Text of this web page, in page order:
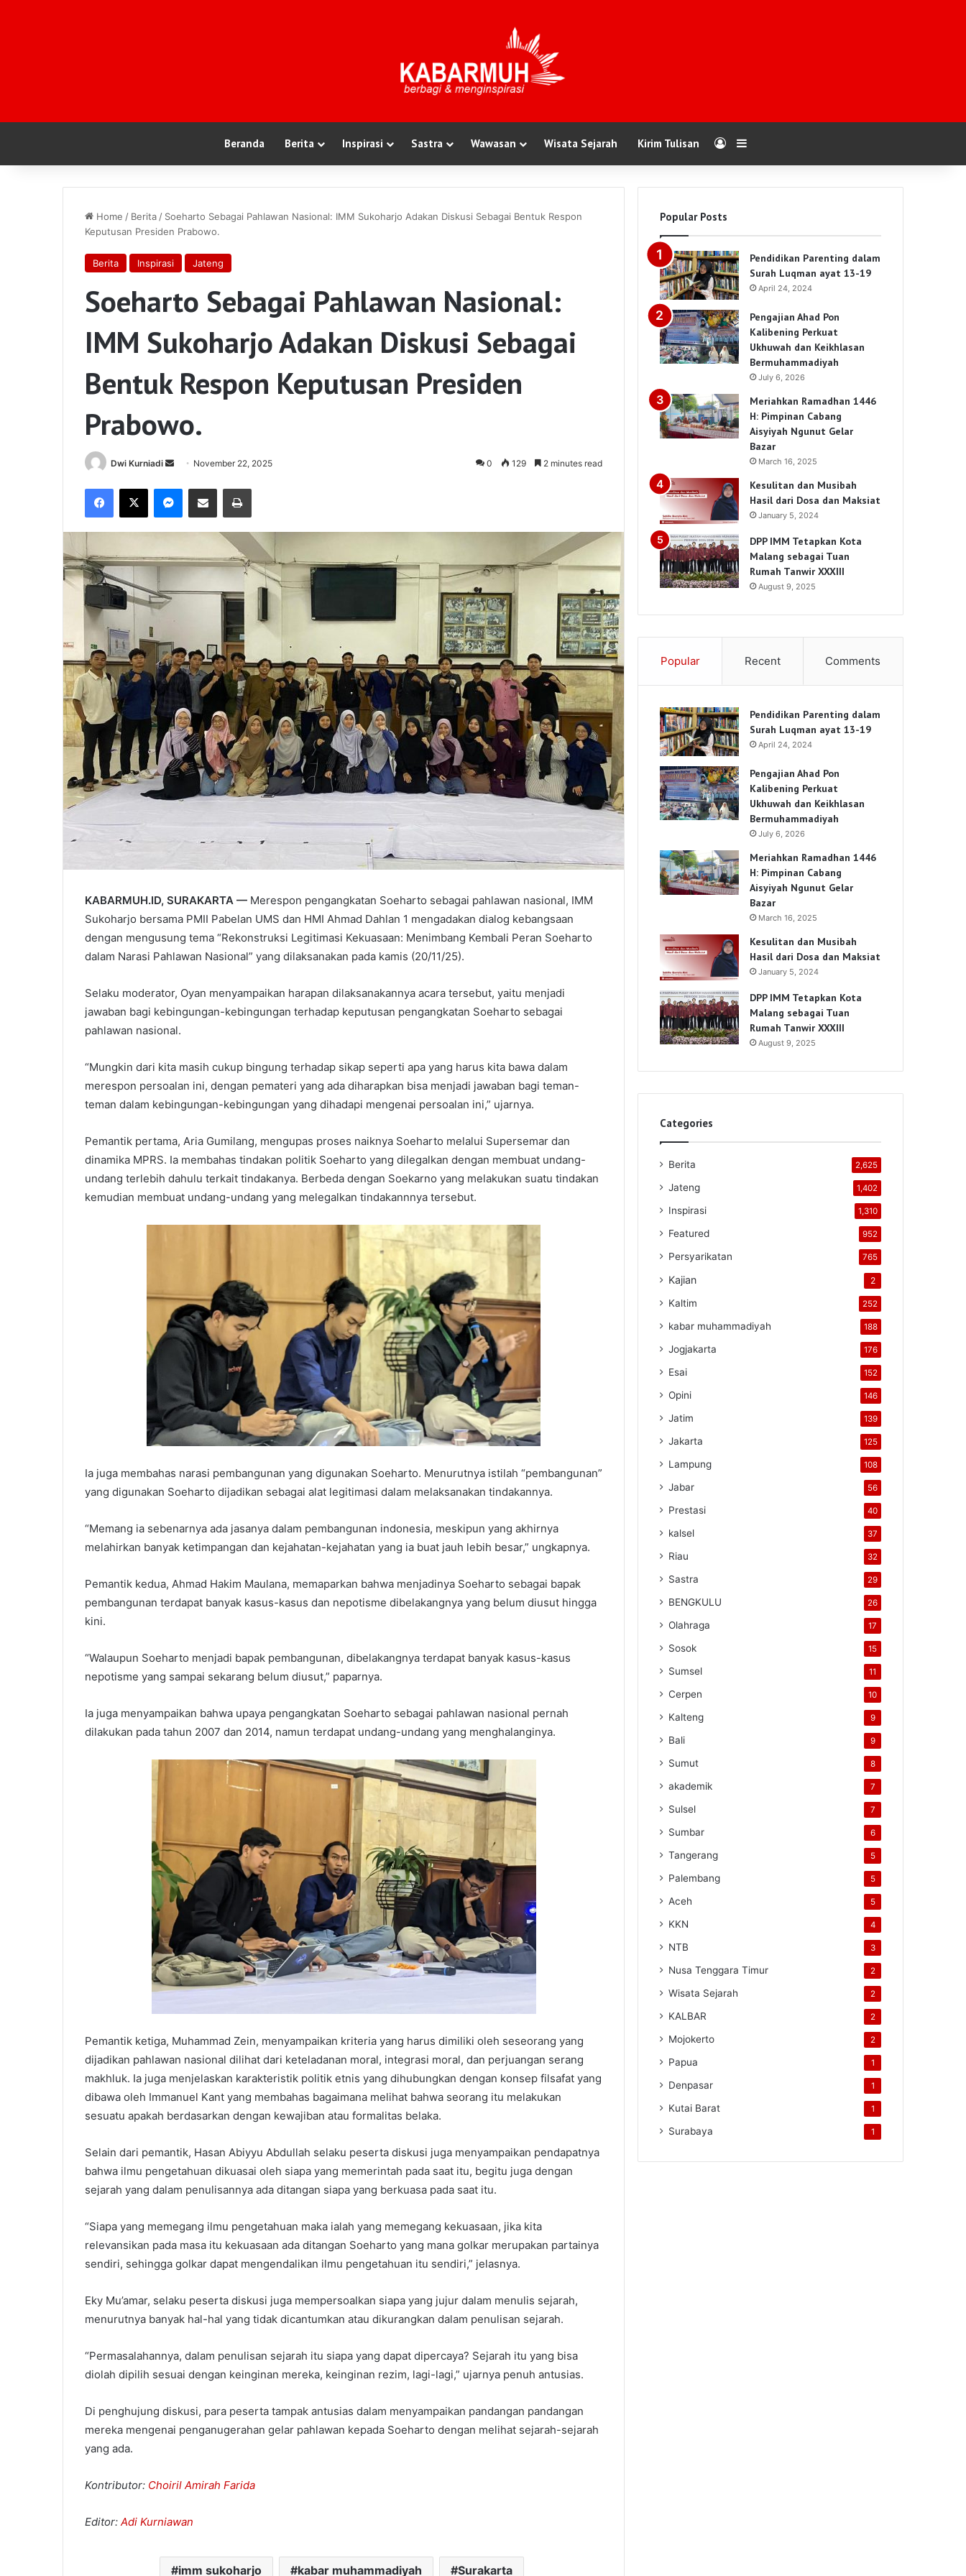
Beranda Berita Inspirasi Sastra Wawasan Wisata Sejarah Kirim Tulisan Log InSidebar
Home / Berita / Soeharto Sebagai Pahlawan Nasional: IMM Sukoharjo Adakan Diskusi Sebagai Bentuk Respon
Keputusan Presiden Prabowo.
Berita Inspirasi Jateng
Soeharto Sebagai Pahlawan Nasional:
IMM Sukoharjo Adakan Diskusi Sebagai
Bentuk Respon Keputusan Presiden
Prabowo.
Dwi Kurniadi
Send November 22, 2025 0 129 2 minutes read
Facebook
X Messenger
Share via Email Print
KABARMUH.ID, SURAKARTA — Merespon pengangkatan Soeharto sebagai pahlawan nasional, IMM
Sukoharjo bersama PMII Pabelan UMS dan HMI Ahmad Dahlan 1 mengadakan dialog kebangsaan
dengan mengusung tema “Rekonstruksi Legitimasi Kekuasaan: Menimbang Kembali Peran Soeharto
dalam Narasi Pahlawan Nasional” yang dilaksanakan pada kamis (20/11/25).
Selaku moderator, Oyan menyampaikan harapan dilaksanakannya acara tersebut, yaitu menjadi
jawaban bagi kebingungan-kebingungan terhadap keputusan pengangkatan Soeharto sebagai
pahlawan nasional.
“Mungkin dari kita masih cukup bingung terhadap sikap seperti apa yang harus kita bawa dalam
merespon persoalan ini, dengan pemateri yang ada diharapkan bisa menjadi jawaban bagi teman-
teman dalam kebingungan-kebingungan yang dihadapi mengenai persoalan ini,” ujarnya.
Pemantik pertama, Aria Gumilang, mengupas proses naiknya Soeharto melalui Supersemar dan
dinamika MPRS. Ia membahas tindakan politik Soeharto yang dilegalkan dengan membuat undang-
undang terlebih dahulu terkait tindakanya. Berbeda dengan Soekarno yang melakukan suatu tindakan
kemudian membuat undang-undang yang melegalkan tindakannnya tersebut.
Ia juga membahas narasi pembangunan yang digunakan Soeharto. Menurutnya istilah “pembangunan”
yang digunakan Soeharto dijadikan sebagai alat legitimasi dalam melaksanakan tindakannya.
“Memang ia sebenarnya ada jasanya dalam pembangunan indonesia, meskipun yang akhirnya
melahirkan banyak ketimpangan dan kejahatan-kejahatan yang ia buat jauh lebih besar,” ungkapnya.
Pemantik kedua, Ahmad Hakim Maulana, memaparkan bahwa menjadinya Soeharto sebagai bapak
pembangunan terdapat banyak kasus-kasus dan nepotisme dibelakangnya yang belum diusut hingga
kini.
“Walaupun Soeharto menjadi bapak pembangunan, dibelakangnya terdapat banyak kasus-kasus
nepotisme yang sampai sekarang belum diusut,” paparnya.
Ia juga menyampaikan bahwa upaya pengangkatan Soeharto sebagai pahlawan nasional pernah
dilakukan pada tahun 2007 dan 2014, namun terdapat undang-undang yang menghalanginya.
Pemantik ketiga, Muhammad Zein, menyampaikan kriteria yang harus dimiliki oleh seseorang yang
dijadikan pahlawan nasional dilihat dari keteladanan moral, integrasi moral, dan perjuangan serang
makhluk. Ia juga menjelaskan karakteristik politik etnis yang dihubungkan dengan konsep filsafat yang
dibawa oleh Immanuel Kant yang membahas bagaimana melihat bahwa seorang itu melakukan
sesuatu apakah berdasarkan dengan kewajiban atau formalitas belaka.
Selain dari pemantik, Hasan Abiyyu Abdullah selaku peserta diskusi juga menyampaikan pendapatnya
bahwa ilmu pengetahuan dikuasai oleh siapa yang memerintah pada saat itu, begitu juga dengan
sejarah yang dalam penulisannya ada ditangan siapa yang berkuasa pada saat itu.
“Siapa yang memegang ilmu pengetahuan maka ialah yang memegang kekuasaan, jika kita
relevansikan pada masa itu kekuasaan ada ditangan Soeharto yang mana golkar merupakan partainya
sendiri, sehingga golkar dapat mengendalikan ilmu pengetahuan itu sendiri,” jelasnya.
Eky Mu’amar, selaku peserta diskusi juga mempersoalkan siapa yang jujur dalam menulis sejarah,
menurutnya banyak hal-hal yang tidak dicantumkan atau dikurangkan dalam penulisan sejarah.
“Permasalahannya, dalam penulisan sejarah itu siapa yang dapat dipercaya? Sejarah itu yang bisa
diolah dipilih sesuai dengan keinginan mereka, keinginan rezim, lagi-lagi,” ujarnya penuh antusias.
Di penghujung diskusi, para peserta tampak antusias dalam menyampaikan pandangan pandangan
mereka mengenai penganugerahan gelar pahlawan kepada Soeharto dengan melihat sejarah-sejarah
yang ada.
Kontributor: Choiril Amirah Farida
Editor: Adi Kurniawan
imm sukoharjo kabar muhammadiyah Surakarta
Popular Posts
Pendidikan Parenting dalam
Surah Luqman ayat 13-19
April 24, 2024
Pengajian Ahad Pon
Kalibening Perkuat
Ukhuwah dan Keikhlasan
Bermuhammadiyah
July 6, 2026
Meriahkan Ramadhan 1446
H: Pimpinan Cabang
Aisyiyah Ngunut Gelar
Bazar
March 16, 2025
Kesulitan dan Musibah
Hasil dari Dosa dan Maksiat
January 5, 2024
DPP IMM Tetapkan Kota
Malang sebagai Tuan
Rumah Tanwir XXXIII
August 9, 2025
Popular Recent Comments
Pendidikan Parenting dalam
Surah Luqman ayat 13-19
April 24, 2024
Pengajian Ahad Pon
Kalibening Perkuat
Ukhuwah dan Keikhlasan
Bermuhammadiyah
July 6, 2026
Meriahkan Ramadhan 1446
H: Pimpinan Cabang
Aisyiyah Ngunut Gelar
Bazar
March 16, 2025
Kesulitan dan Musibah
Hasil dari Dosa dan Maksiat
January 5, 2024
DPP IMM Tetapkan Kota
Malang sebagai Tuan
Rumah Tanwir XXXIII
August 9, 2025
Categories
Berita 2,625
Jateng 1,402
Inspirasi 1,310
Featured 952
Persyarikatan 765
Kajian 2
Kaltim 252
kabar muhammadiyah 188
Jogjakarta 176
Esai 152
Opini 146
Jatim 139
Jakarta 125
Lampung 108
Jabar 56
Prestasi 40
kalsel 37
Riau 32
Sastra 29
BENGKULU 26
Olahraga 17
Sosok 15
Sumsel 11
Cerpen 10
Kalteng 9
Bali 9
Sumut 8
akademik 7
Sulsel 7
Sumbar 6
Tangerang 5
Palembang 5
Aceh 5
KKN 4
NTB 3
Nusa Tenggara Timur 2
Wisata Sejarah 2
KALBAR 2
Mojokerto 2
Papua 1
Denpasar 1
Kutai Barat 1
Surabaya 1